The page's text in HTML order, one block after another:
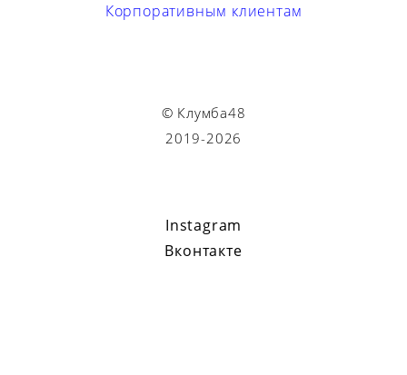
Корпоративным клиентам
© Клумба48
2019-2026
Instagram
Вконтакте